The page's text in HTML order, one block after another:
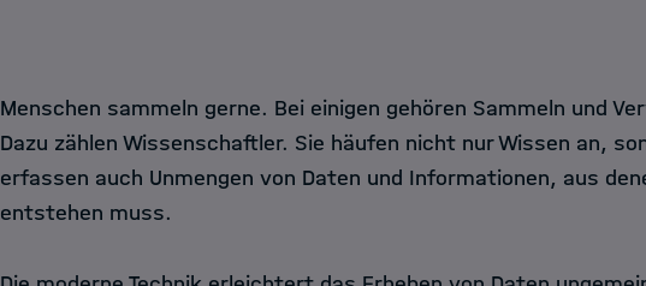
Menschen sammeln gerne. Bei einigen gehören Sammeln und
Dazu zählen Wissenschaftler. Sie häufen nicht nur Wissen an,
erfassen auch Unmengen von Daten und Informationen, aus
entstehen muss.